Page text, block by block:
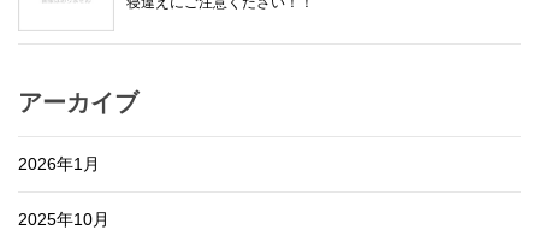
アーカイブ
2026年1月
2025年10月